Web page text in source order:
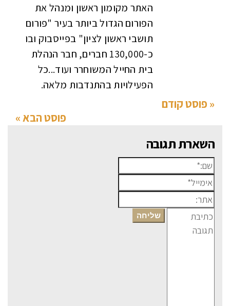
האתר מקומון ראשון ומנהל את
הפורום הגדול ביותר בעיר "פורום
תושבי ראשון לציון" בפייסבוק ובו
כ-130,000 חברים, חבר הנהלת
בית החייל המשוחרר ועוד...כל
הפעילויות בהתנדבות מלאה.
« פוסט קודם
פוסט הבא »
השארת תגובה
שם:*
אימייל*
אתר:
תגובה